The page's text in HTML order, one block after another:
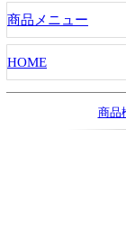
商品メニュー
HOME
商品